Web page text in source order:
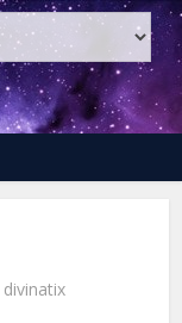
divinatix